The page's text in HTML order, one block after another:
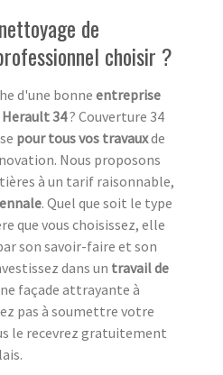
de
choisir ?
d'une bonne entreprise
34? Couverture 34
pour tous vos travauxde
Nous proposons
à un tarif raisonnable,
. Quel que soit le type
que vous choisissez, elle
son savoir-faire et son
dans un travail de
façade attrayante à
pas à soumettre votre
le recevrez gratuitement